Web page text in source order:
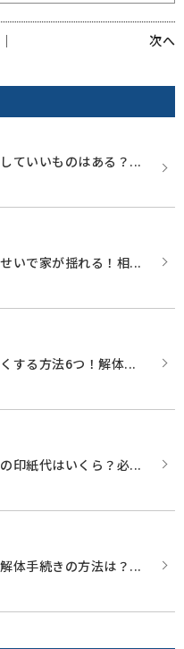
次へ
ていいものはある？...
いで家が揺れる！相...
する方法6つ！解体...
印紙代はいくら？必...
体手続きの方法は？...